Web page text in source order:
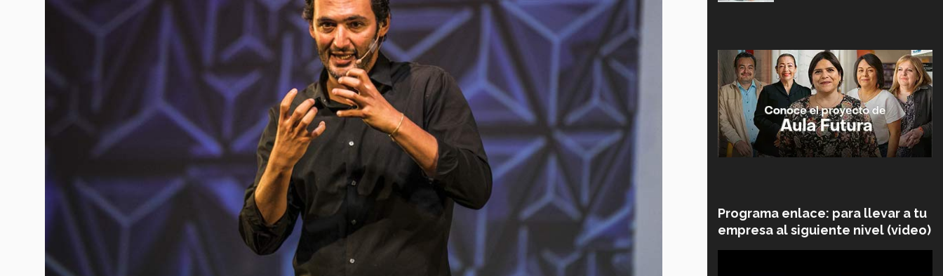
Programa enlace: para llevar a tu
empresa al siguiente nivel (video)